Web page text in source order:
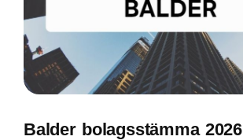
Balder bolagsstämma 2026